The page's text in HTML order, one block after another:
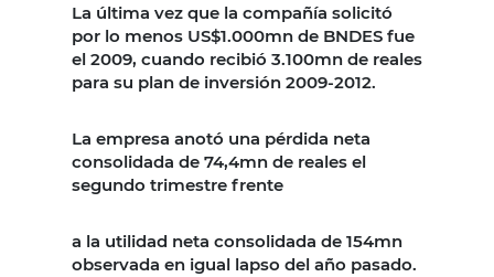
La última vez que la compañía solicitó
por lo menos US$1.000mn de BNDES fue
el 2009, cuando recibió 3.100mn de reales
para su plan de inversión 2009-2012.
La empresa anotó una pérdida neta
consolidada de 74,4mn de reales el
segundo trimestre frente
a la utilidad neta consolidada de 154mn
observada en igual lapso del año pasado.